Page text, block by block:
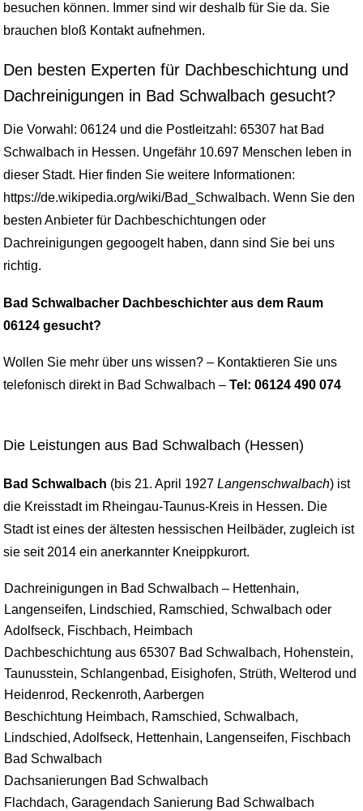
besuchen können. Immer sind wir deshalb für Sie da. Sie
brauchen bloß Kontakt aufnehmen.
Den besten Experten für Dachbeschichtung und
Dachreinigungen in Bad Schwalbach gesucht?
Die Vorwahl: 06124 und die Postleitzahl: 65307 hat Bad
Schwalbach in Hessen. Ungefähr 10.697 Menschen leben in
dieser Stadt. Hier finden Sie weitere Informationen:
https://de.wikipedia.org/wiki/Bad_Schwalbach. Wenn Sie den
besten Anbieter für Dachbeschichtungen oder
Dachreinigungen gegoogelt haben, dann sind Sie bei uns
richtig.
Bad Schwalbacher Dachbeschichter aus dem Raum
06124 gesucht?
Wollen Sie mehr über uns wissen? – Kontaktieren Sie uns
telefonisch direkt in Bad Schwalbach – Tel: 06124 490 074
Die Leistungen aus Bad Schwalbach (Hessen)
Bad Schwalbach (bis 21. April 1927 Langenschwalbach) ist
die Kreisstadt im Rheingau-Taunus-Kreis in Hessen. Die
Stadt ist eines der ältesten hessischen Heilbäder, zugleich ist
sie seit 2014 ein anerkannter Kneippkurort.
Dachreinigungen in Bad Schwalbach – Hettenhain,
Langenseifen, Lindschied, Ramschied, Schwalbach oder
Adolfseck, Fischbach, Heimbach
Dachbeschichtung aus 65307 Bad Schwalbach, Hohenstein,
Taunusstein, Schlangenbad, Eisighofen, Strüth, Welterod und
Heidenrod, Reckenroth, Aarbergen
Beschichtung Heimbach, Ramschied, Schwalbach,
Lindschied, Adolfseck, Hettenhain, Langenseifen, Fischbach
Bad Schwalbach
Dachsanierungen Bad Schwalbach
Flachdach, Garagendach Sanierung Bad Schwalbach